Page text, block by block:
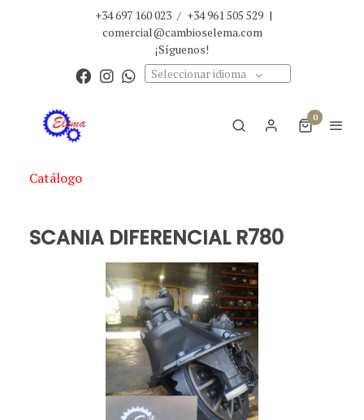
+34 697 160 023 / +34 961 505 529 |
comercial@cambioselema.com
¡Síguenos!
Seleccionar idioma
0
Catálogo
SCANIA DIFERENCIAL R780